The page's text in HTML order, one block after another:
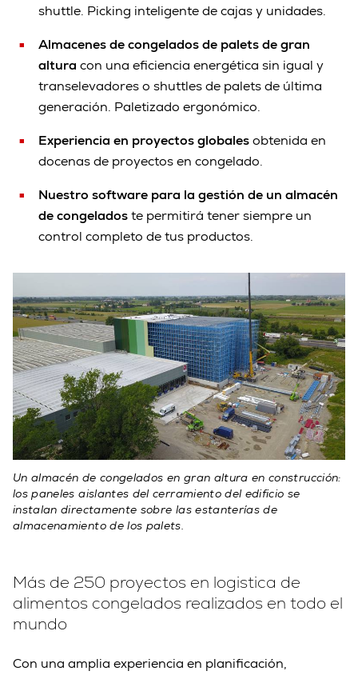
Un almacén de congelados en gran altura en construcción:
los paneles aislantes del cerramiento del edificio se
instalan directamente sobre las estanterías de
almacenamiento de los palets.
shuttle. Picking inteligente de cajas y unidades.
Almacenes de congelados de palets de gran
altura con una eficiencia energética sin igual y
transelevadores o shuttles de palets de última
generación. Paletizado ergonómico.
Experiencia en proyectos globalesobtenida en
docenas de proyectos en congelado.
Nuestro software para la gestión de un almacén
de congeladoste permitirá tener siempre un
control completo de tus productos.
Más de 250 proyectos en logistica de
alimentos congelados realizados en todo el
mundo
Con una amplia experiencia en planificación,